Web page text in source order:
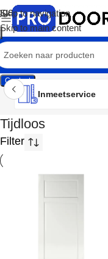
Skip to navigation
Skip to main content
Contact
Inmeetservice
Tijdloos